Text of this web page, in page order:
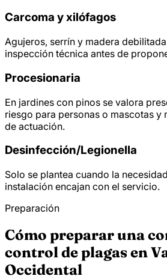
Carcoma y xilófagos
Agujeros, serrín y madera
inspección técnica antes de
Procesionaria
En jardines con pinos se valora
riesgo para personas o mascotas y
de actuación.
Desinfección/Legionella
Solo se plantea cuando la
instalación encajan con el servicio.
Preparación
Cómo preparar una
control de plagas en
Occidental